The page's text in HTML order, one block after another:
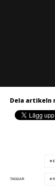
Dela artikeln
TAGGAR